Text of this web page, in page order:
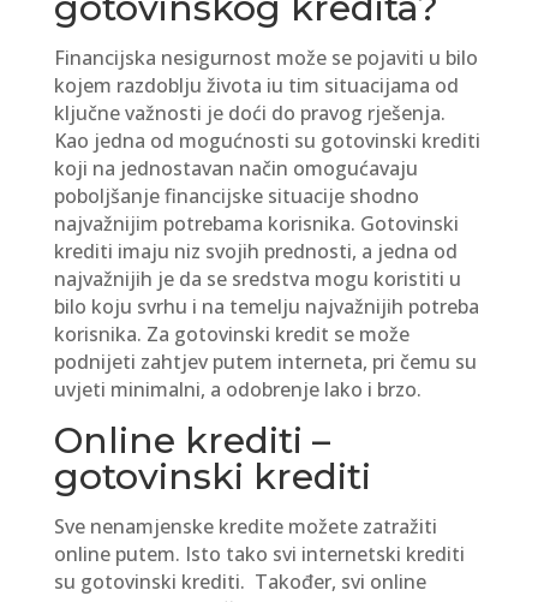
Financijska nesigurnost može se pojaviti u bilo
kojem razdoblju života iu tim situacijama od
ključne važnosti je doći do pravog rješenja.
Kao jedna od mogućnosti su gotovinski krediti
koji na jednostavan način omogućavaju
poboljšanje financijske situacije shodno
najvažnijim potrebama korisnika. Gotovinski
krediti imaju niz svojih prednosti, a jedna od
najvažnijih je da se sredstva mogu koristiti u
bilo koju svrhu i na temelju najvažnijih potreba
korisnika. Za gotovinski kredit se može
podnijeti zahtjev putem interneta, pri čemu su
uvjeti minimalni, a odobrenje lako i brzo.
Online krediti –
gotovinski krediti
Sve nenamjenske kredite možete zatražiti
online putem. Isto tako svi internetski krediti
su gotovinski krediti. Također, svi online